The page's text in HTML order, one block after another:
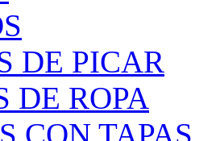
DE PICAR
DE ROPA
CON TAPAS